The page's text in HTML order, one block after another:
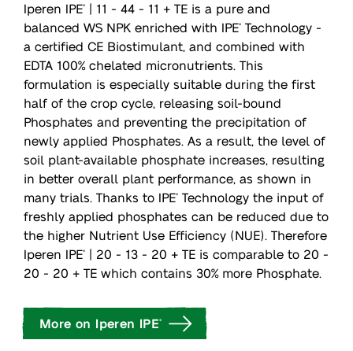
Iperen IPE®
| 11 - 44 - 11 + TE is a pure and
balanced WS NPK enriched with IPE®
Technology -
a certified CE Biostimulant, and combined with
EDTA 100% chelated micronutrients. This
formulation is especially suitable during the first
half of the crop cycle, releasing soil-bound
Phosphates and preventing the precipitation of
newly applied Phosphates. As a result, the level of
soil plant-available phosphate increases, resulting
in better overall plant performance, as shown in
many trials. Thanks to IPE®
Technology the input of
freshly applied phosphates can be reduced due to
the higher Nutrient Use Efficiency (NUE). Therefore
Iperen IPE®
| 20 - 13 - 20 + TE is comparable to 20 -
20 - 20 + TE which contains 30% more Phosphate.
More on Iperen IPE®